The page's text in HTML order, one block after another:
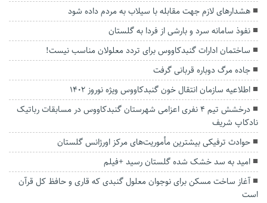
هشدارهای لازم جهت مقابله با سیلاب به مردم داده شود
نفوذ سامانه سرد و بارشی از فردا به گلستان
ساختمان ادارات گنبدکاووس برای تردد معلولان مناسب نیست!
جاده مرگ دوباره قربانی گرفت
اطلاعیه سازمان انتقال خون گنبدکاووس ویژه نوروز 1402
درخشش تیم 4 نفری اعزامی شهرستان گنبدکاووس در مسابقات رباتیک
نادکاپ شریف
حوادث ترفیکی بیشترین مأموریت‌های مرکز اورژانس گلستان
امید به سد خشک شده گلستان رسید +فیلم
آغاز ساخت مسکن برای نوجوان معلول گنبدی که قاری و حافظ کل قرآن
است